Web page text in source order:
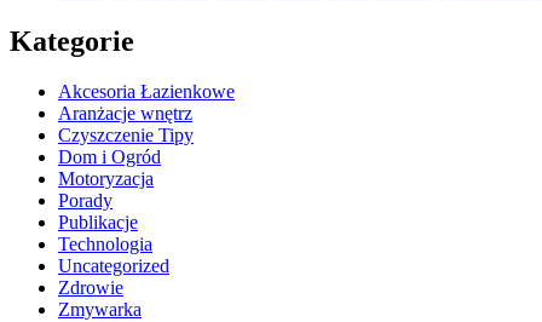
Kategorie
Akcesoria Łazienkowe
Aranżacje wnętrz
Czyszczenie Tipy
Dom i Ogród
Motoryzacja
Porady
Publikacje
Technologia
Uncategorized
Zdrowie
Zmywarka